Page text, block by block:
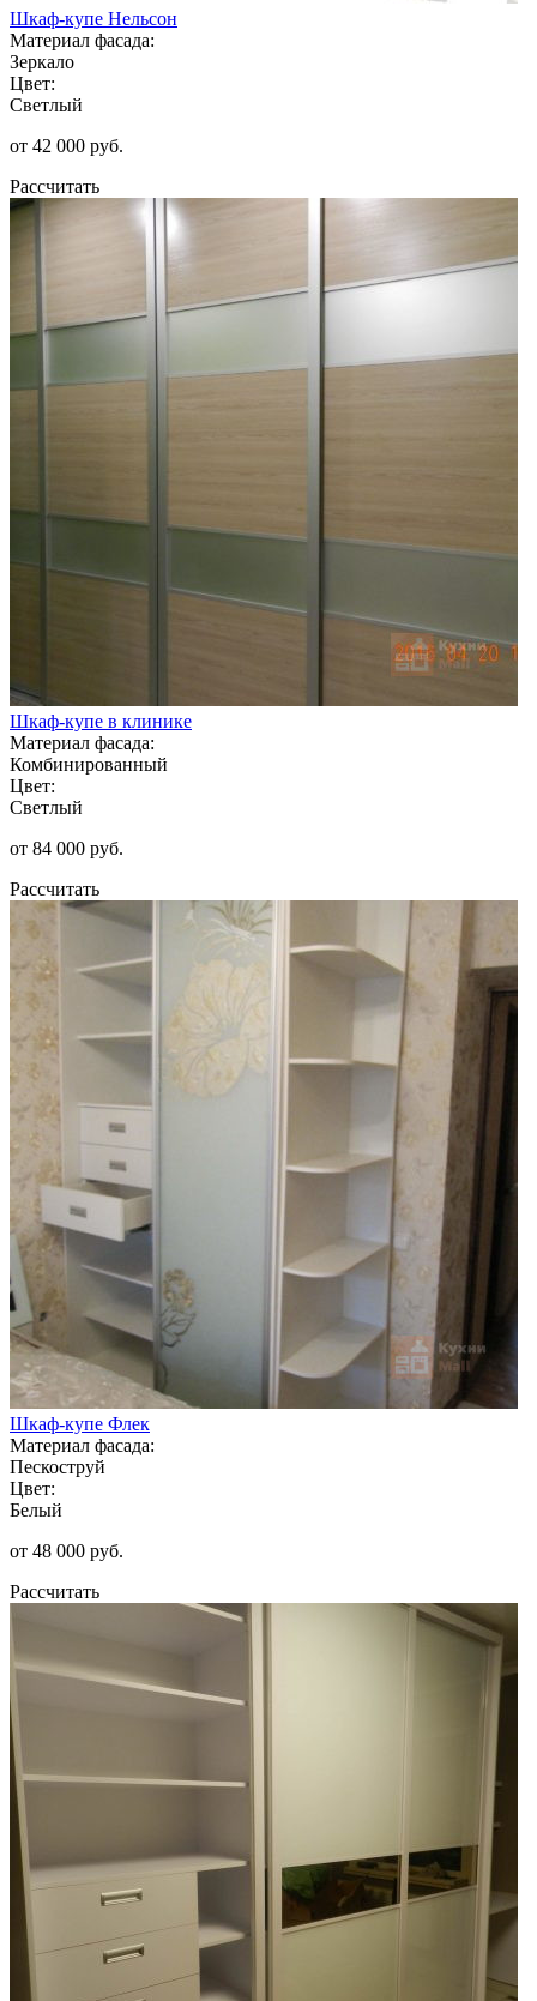
Шкаф-купе Нельсон
Материал фасада:
Зеркало
Цвет:
Светлый
от 42 000 руб.
Рассчитать
Шкаф-купе в клинике
Материал фасада:
Комбинированный
Цвет:
Светлый
от 84 000 руб.
Рассчитать
Шкаф-купе Флек
Материал фасада:
Пескоструй
Цвет:
Белый
от 48 000 руб.
Рассчитать